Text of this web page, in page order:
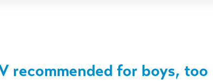
recommended for boys, too